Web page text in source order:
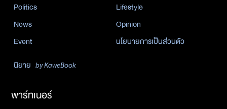
Politics
Lifestyle
News
Opinion
Event
นโยบายการเป็นส่วนตัว
นิยาย by KaweBook
พาร์ทเนอร์